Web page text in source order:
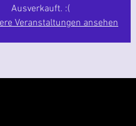
Ausverkauft. :(
Veranstaltungen ansehen